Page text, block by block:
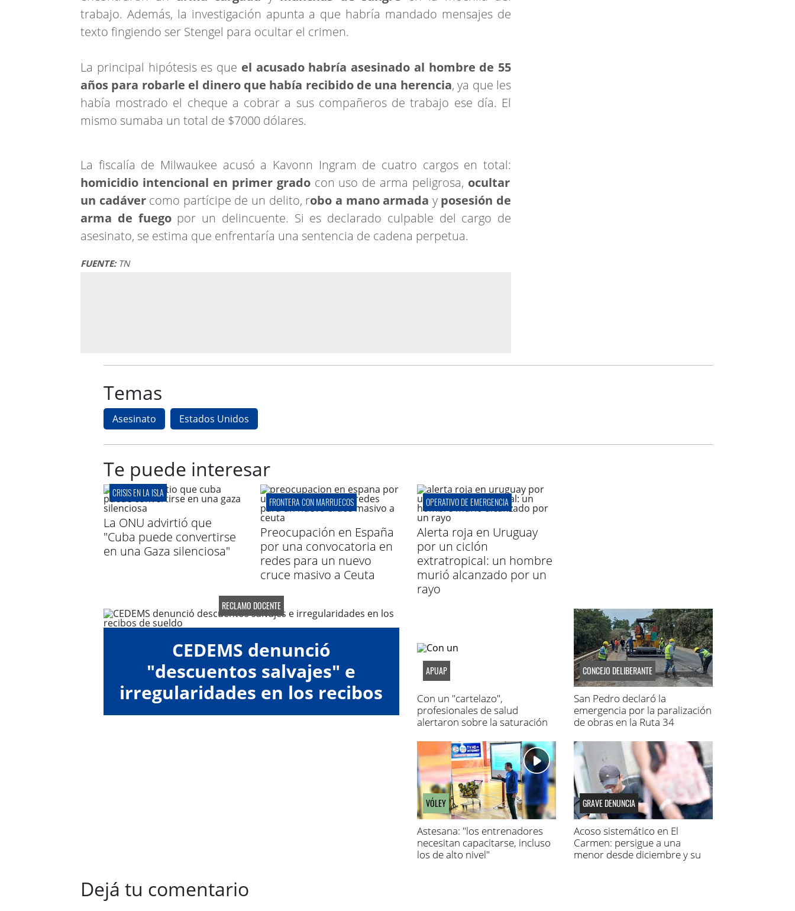
trabajo. Además, la investigación apunta a que habría mandado mensajes de
texto fingiendo ser Stengel para ocultar el crimen.
La principal hipótesis es que el acusado habría asesinado al hombre de 55
años para robarle el dinero que había recibido de una herencia, ya que les
había mostrado el cheque a cobrar a sus compañeros de trabajo ese día. El
mismo sumaba un total de $7000 dólares.
La fiscalía de Milwaukee acusó a Kavonn Ingram de cuatro cargos en total:
homicidio intencional en primer gradocon uso de arma peligrosa, ocultar
un cadávercomo partícipe de un delito, robo a mano armada yposesión de
arma de fuegopor un delincuente. Si es declarado culpable del cargo de
asesinato, se estima que enfrentaría una sentencia de cadena perpetua.
FUENTE:TN
Temas
Asesinato Estados Unidos
Te puede interesar
CRISIS EN LA ISLA
La ONU advirtió que
"Cuba puede convertirse
en una Gaza silenciosa"
FRONTERA CON MARRUECOS
Preocupación en España
por una convocatoria en
redes para un nuevo
cruce masivo a Ceuta
OPERATIVO DE EMERGENCIA
Alerta roja en Uruguay
por un ciclón
extratropical: un hombre
murió alcanzado por un
rayo
RECLAMO DOCENTE
CEDEMS denunció
"descuentos salvajes" e
irregularidades en los recibos
de sueldo
APUAP
Con un "cartelazo",
profesionales de salud
alertaron sobre la saturación
CONCEJO DELIBERANTE
San Pedro declaró la
emergencia por la paralización
de obras en la Ruta 34
VÓLEY
Astesana: "los entrenadores
necesitan capacitarse, incluso
los de alto nivel"
GRAVE DENUNCIA
Acoso sistemático en El
Carmen: persigue a una
menor desde diciembre y su
Dejá tu comentario